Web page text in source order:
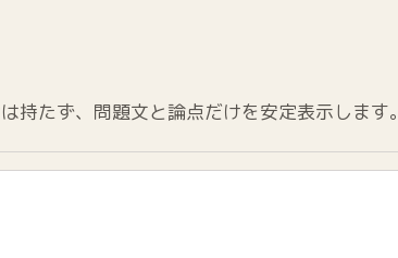
持たず、問題文と論点だけを安定表示します。